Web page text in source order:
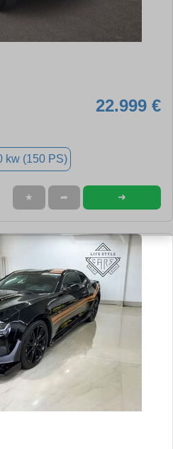
22.999 €
kw (150 PS)
★ ➦ ➜